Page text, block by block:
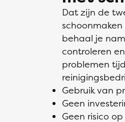
Dat zijn de
behaal je
controleren
problemen
Gebruik van
Geen
Geen risico